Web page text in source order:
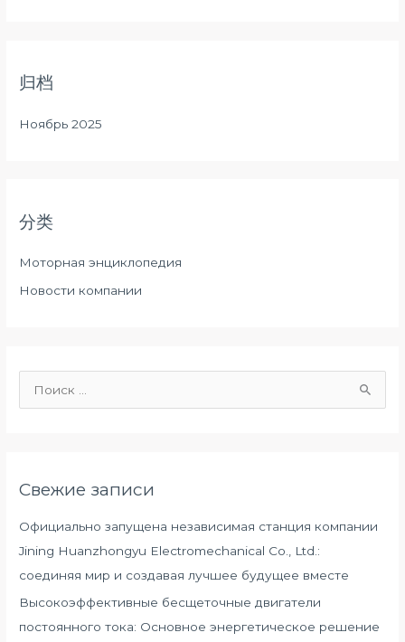
归档
Ноябрь 2025
分类
Моторная энциклопедия
Новости компании
к
Свежие записи
Официально запущена независимая станция компании
Jining Huanzhongyu Electromechanical Co., Ltd.:
соединяя мир и создавая лучшее будущее вместе
Высокоэффективные бесщеточные двигатели
постоянного тока: Основное энергетическое решение